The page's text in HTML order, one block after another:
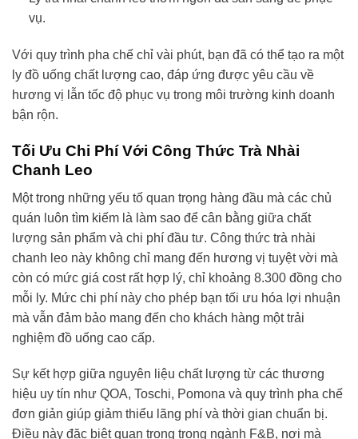
vụ.
Với quy trình pha chế chỉ vài phút, bạn đã có thể tạo ra một
ly đồ uống chất lượng cao, đáp ứng được yêu cầu về
hương vị lẫn tốc độ phục vụ trong môi trường kinh doanh
bận rộn.
Tối Ưu Chi Phí Với Công Thức Trà Nhài
Chanh Leo
Một trong những yếu tố quan trọng hàng đầu mà các chủ
quán luôn tìm kiếm là làm sao để cân bằng giữa chất
lượng sản phẩm và chi phí đầu tư. Công thức trà nhài
chanh leo này không chỉ mang đến hương vị tuyệt vời mà
còn có mức giá cost rất hợp lý, chỉ khoảng 8.300 đồng cho
mỗi ly. Mức chi phí này cho phép bạn tối ưu hóa lợi nhuận
mà vẫn đảm bảo mang đến cho khách hàng một trải
nghiệm đồ uống cao cấp.
Sự kết hợp giữa nguyên liệu chất lượng từ các thương
hiệu uy tín như QOA, Toschi, Pomona và quy trình pha chế
đơn giản giúp giảm thiểu lãng phí và thời gian chuẩn bị.
Điều này đặc biệt quan trọng trong ngành F&B, nơi mà